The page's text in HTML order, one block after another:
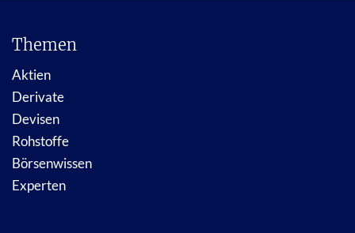
Themen
Aktien
Derivate
Devisen
Rohstoffe
Börsenwissen
Experten